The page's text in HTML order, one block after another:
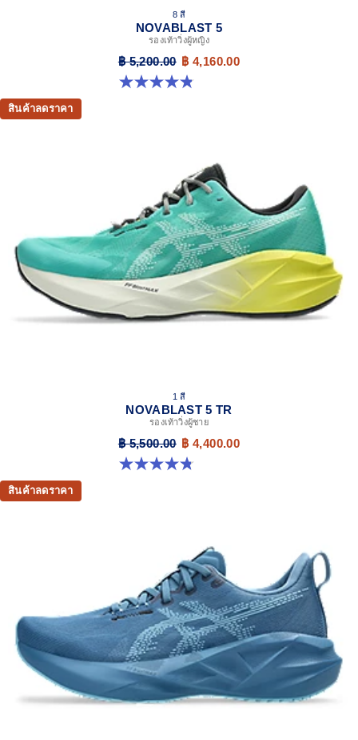
8 สี
NOVABLAST 5
รองเท้าวิ่งผู้หญิง
฿ 5,200.00 ฿ 4,160.00
4.8 จาก 5 ดาว 1175 รีวิว
สินค้าลดราคา
1 สี
NOVABLAST 5 TR
รองเท้าวิ่งผู้ชาย
฿ 5,500.00 ฿ 4,400.00
4.8 จาก 5 ดาว 36 รีวิว
สินค้าลดราคา